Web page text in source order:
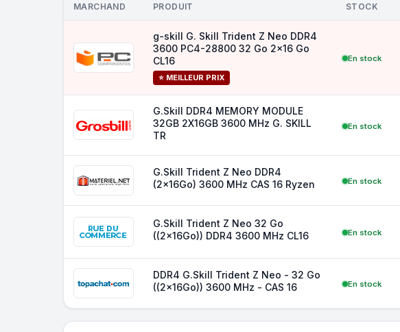
MARCHAND PRODUIT STOCK
g-skill G. Skill Trident Z Neo DDR4
3600 PC4-28800 32 Go 2x16 Go
CL16
⭐ MEILLEUR PRIX
En stock
G.Skill DDR4 MEMORY MODULE
32GB 2X16GB 3600 MHz G. SKILL
TR
En stock
G.Skill Trident Z Neo DDR4
(2x16Go) 3600 MHz CAS 16 Ryzen
En stock
G.Skill Trident Z Neo 32 Go
((2x16Go)) DDR4 3600 MHz CL16
En stock
DDR4 G.Skill Trident Z Neo - 32 Go
((2x16Go)) 3600 MHz - CAS 16
En stock